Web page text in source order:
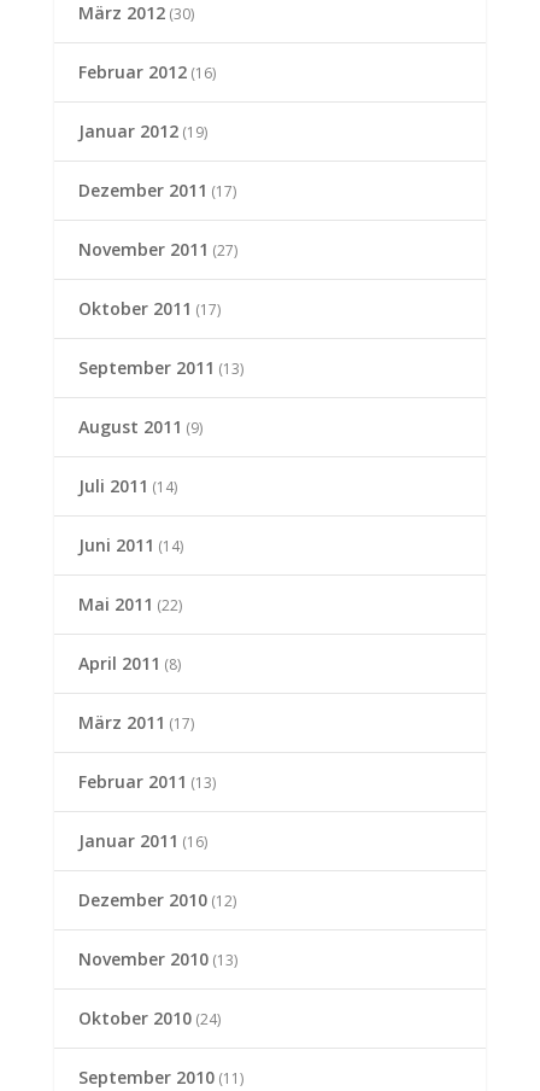
März 2012(30)
Februar 2012(16)
Januar 2012(19)
Dezember 2011 (17)
November 2011 (27)
Oktober 2011 (17)
September 2011 (13)
August 2011 (9)
Juli 2011 (14)
Juni 2011 (14)
Mai 2011 (22)
April 2011 (8)
März 2011 (17)
Februar 2011 (13)
Januar 2011 (16)
Dezember 2010(12)
November 2010(13)
Oktober 2010(24)
September 2010(11)